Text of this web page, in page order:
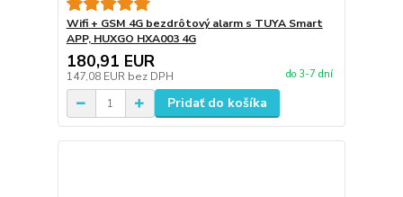
Wifi + GSM 4G bezdrôtový alarm s TUYA Smart
APP, HUXGO HXA003 4G
180,91 EUR
147,08 EUR bez DPH do 3-7 dní
Pridať do košíka